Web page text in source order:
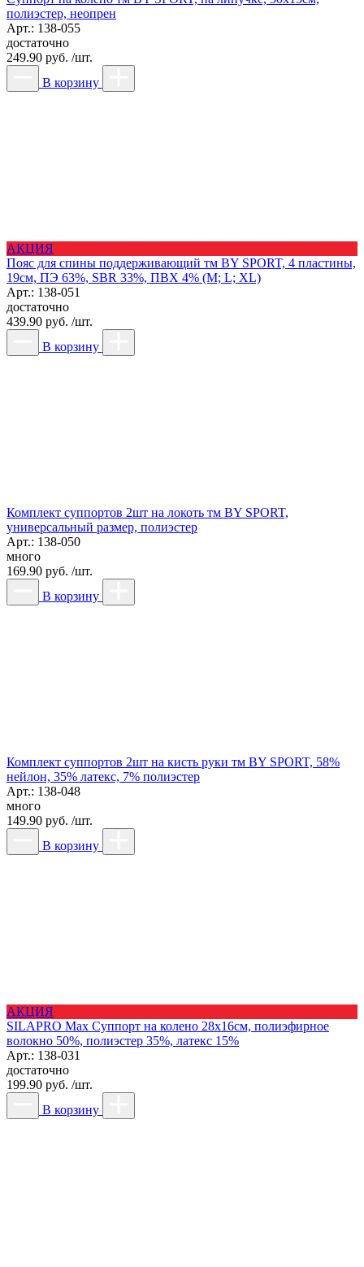
полиэстер, неопрен
Арт.: 138-055
достаточно
249.90 руб. /шт.
В корзину
АКЦИЯ
Пояс для спины поддерживающий тм BY SPORT, 4 пластины,
19см, ПЭ 63%, SBR 33%, ПВХ 4% (M; L; XL)
Арт.: 138-051
достаточно
439.90 руб. /шт.
В корзину
Комплект суппортов 2шт на локоть тм BY SPORT,
универсальный размер, полиэстер
Арт.: 138-050
много
169.90 руб. /шт.
В корзину
Комплект суппортов 2шт на кисть руки тм BY SPORT, 58%
нейлон, 35% латекс, 7% полиэстер
Арт.: 138-048
много
149.90 руб. /шт.
В корзину
АКЦИЯ
SILAPRO Max Суппорт на колено 28х16см, полиэфирное
волокно 50%, полиэстер 35%, латекс 15%
Арт.: 138-031
достаточно
199.90 руб. /шт.
В корзину